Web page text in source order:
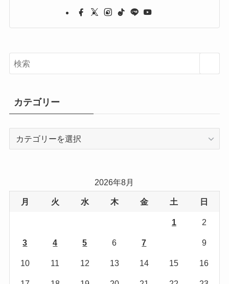
カテゴリー
2026年8月
月 火 水 木 金 土 日
1 2
3 4 5 6 7 9
10 11 12 13 14 15 16